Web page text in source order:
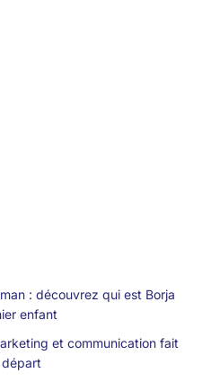
: découvrez qui est Borja
enfant
et communication fait
départ